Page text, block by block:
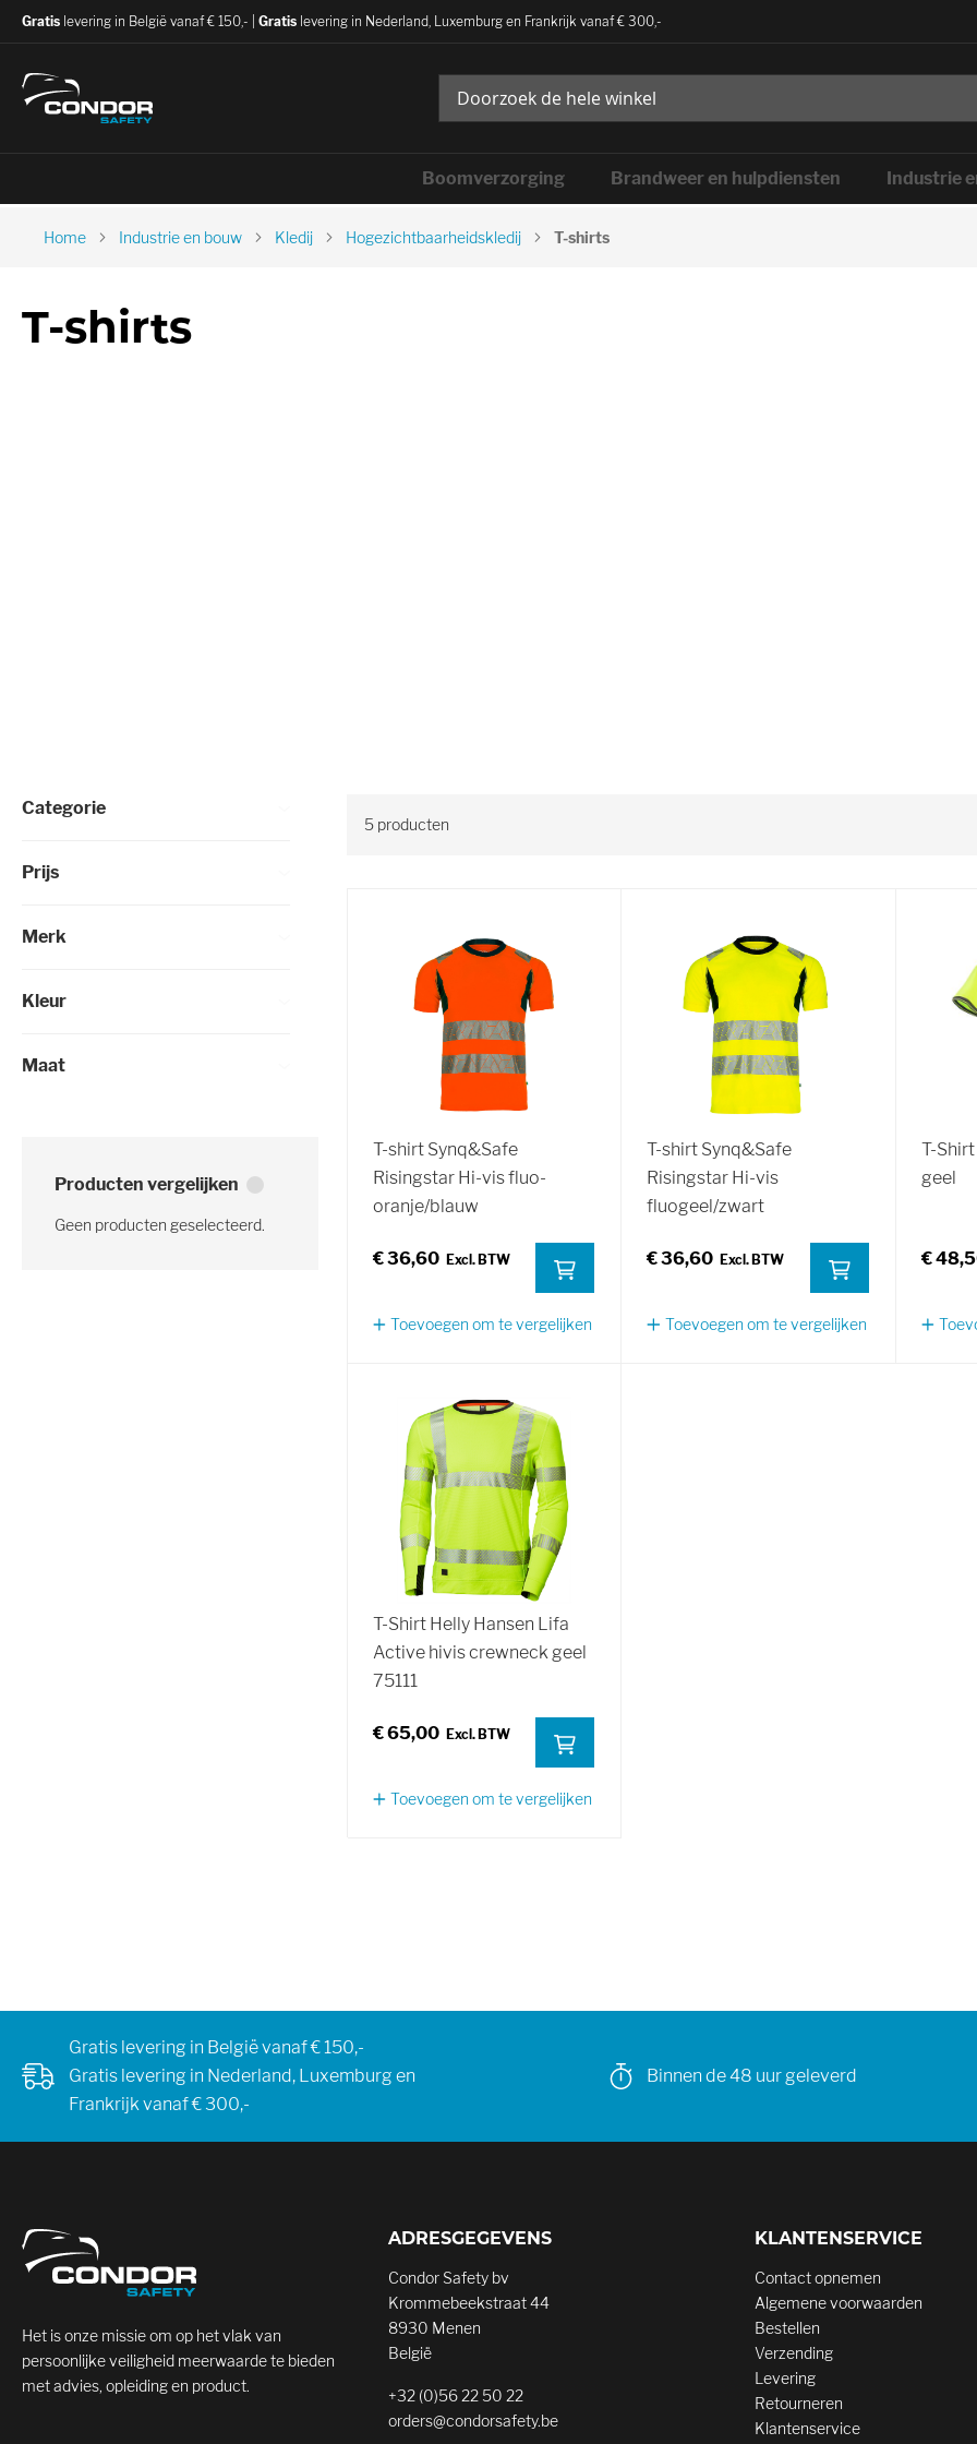
Gratis levering in België vanaf € 150,- | Gratis levering in Nederland, Luxemburg en Frankrijk vanaf € 300,-
Boomverzorging Brandweer en hulpdiensten Industrie
Home Industrie en bouw Kledij Hogezichtbaarheidskledij T-shirts
T-shirts
5producten
T-shirt Synq&Safe
Risingstar Hi-vis fluo-
oranje/blauw
€ 36,60
Toevoegen om te vergelijken
T-shirt Synq&Safe
Risingstar Hi-vis
fluogeel/zwart
€ 36,60
Toevoegen om te vergelijken
T-
geel
€
T-Shirt Helly Hansen Lifa
Active hivis crewneck geel
75111
€ 65,00
Toevoegen om te vergelijken
Selectie verfijnen
Categorie
Prijs
Merk
Kleur
Maat
Producten vergelijken
Geen producten geselecteerd.
Gratis levering in België vanaf € 150,-
Gratis levering in Nederland, Luxemburg en
Frankrijk vanaf € 300,-
Binnen de 48 uur geleverd
Het is onze missie om op het vlak van
persoonlijke veiligheid meerwaarde te bieden
met advies, opleiding en product.
ADRESGEGEVENS
Condor Safety bv
Krommebeekstraat 44
8930 Menen
België
+32 (0)56 22 50 22
orders@condorsafety.be
KLANTENSERVICE
Contact opnemen
Algemene voorwaarden
Bestellen
Verzending
Levering
Retourneren
Klantenservice